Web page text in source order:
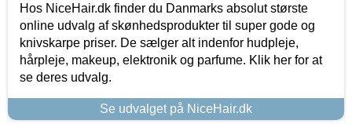
Hos NiceHair.dk finder du Danmarks absolut største
online udvalg af skønhedsprodukter til super gode og
knivskarpe priser. De sælger alt indenfor hudpleje,
hårpleje, makeup, elektronik og parfume. Klik her for at
se deres udvalg.
Se udvalget på NiceHair.dk